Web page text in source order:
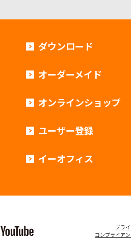
ダウンロード
オーダーメイド
オンラインショップ
ユーザー登録
イーオフィス
プラ
コンプライア